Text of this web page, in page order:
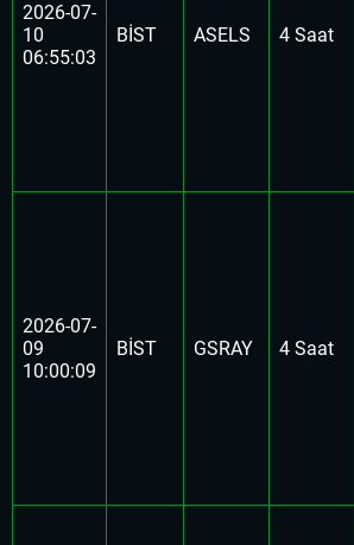
2026-07-
10
06:55:03
BİST ASELS 4 Saat
2026-07-
09
10:00:09
BİST GSRAY 4 Saat